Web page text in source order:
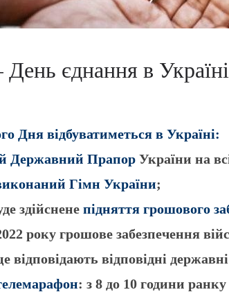
єднання в Україні
Дня відбуватиметься в Україні:
Державний Прапор України на
Гімн України;
здійснене підняття грошового
року грошове забезпечення
відповідають відповідні
: з 8 до 10 години